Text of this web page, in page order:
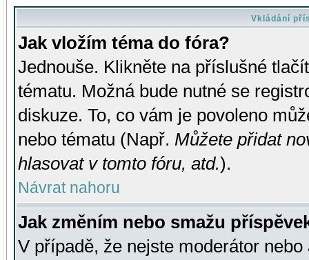
Vkládání
Jak vložím téma do fóra?
Jednouše. Klikněte na příslušné
tématu. Možná bude nutné se
diskuze. To, co vám je povoleno
nebo tématu (Např. Můžete přidat
hlasovat v tomto fóru, atd.).
Návrat nahoru
Jak změním nebo smažu
V případě, že nejste moderátor